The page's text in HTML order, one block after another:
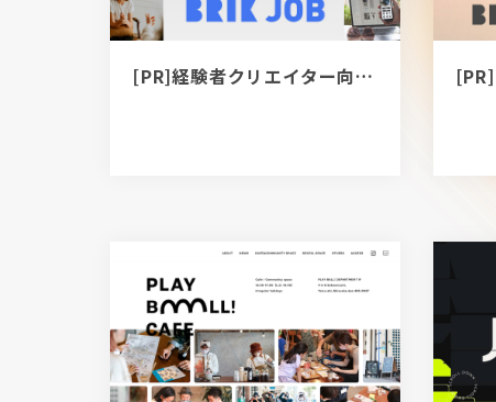
[PR]経験者クリエイター向け転職カウンセリング｜デザイナー / ディレクター / エンジニア